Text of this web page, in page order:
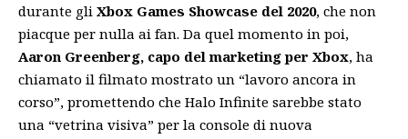
durante gli Xbox Games Showcase del 2020, che non
piacque per nulla ai fan. Da quel momento in poi,
Aaron Greenberg, capo del marketing per Xbox, ha
chiamato il filmato mostrato un “lavoro ancora in
corso”, promettendo che Halo Infinite sarebbe stato
una “vetrina visiva” per la console di nuova